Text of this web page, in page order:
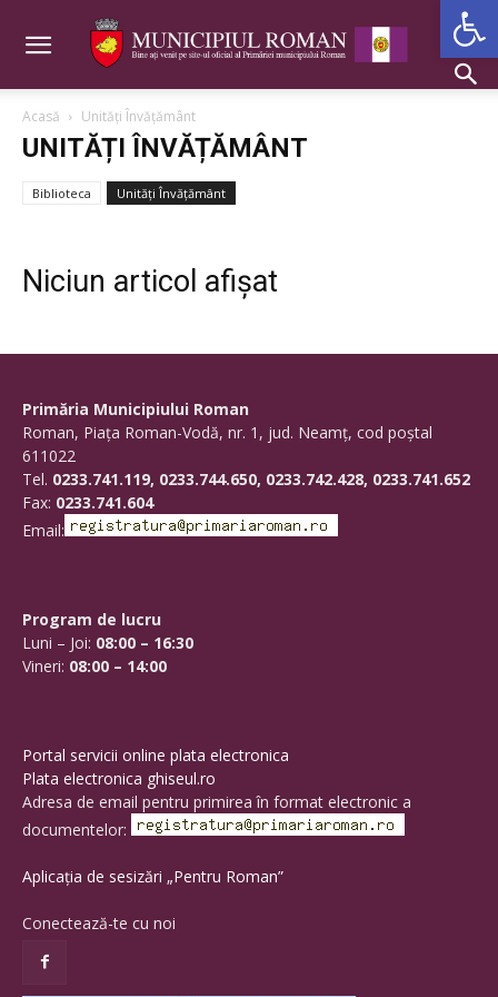
Acasă Unități Învățământ
UNITĂȚI ÎNVĂȚĂMÂNT
Biblioteca Unități Învățământ
Niciun articol afișat
Primăria Municipiului Roman
Roman, Piaţa Roman-Vodă, nr. 1, jud. Neamţ, cod poştal
611022
Tel. 0233.741.119, 0233.744.650, 0233.742.428, 0233.741.652
Fax: 0233.741.604
Email:
Program de lucru
Luni – Joi: 08:00 – 16:30
Vineri: 08:00 – 14:00
Portal servicii online plata electronica
Plata electronica ghiseul.ro
Adresa de email pentru primirea în format electronic a
documentelor:
Aplicația de sesizări „Pentru Roman”
Conectează-te cu noi